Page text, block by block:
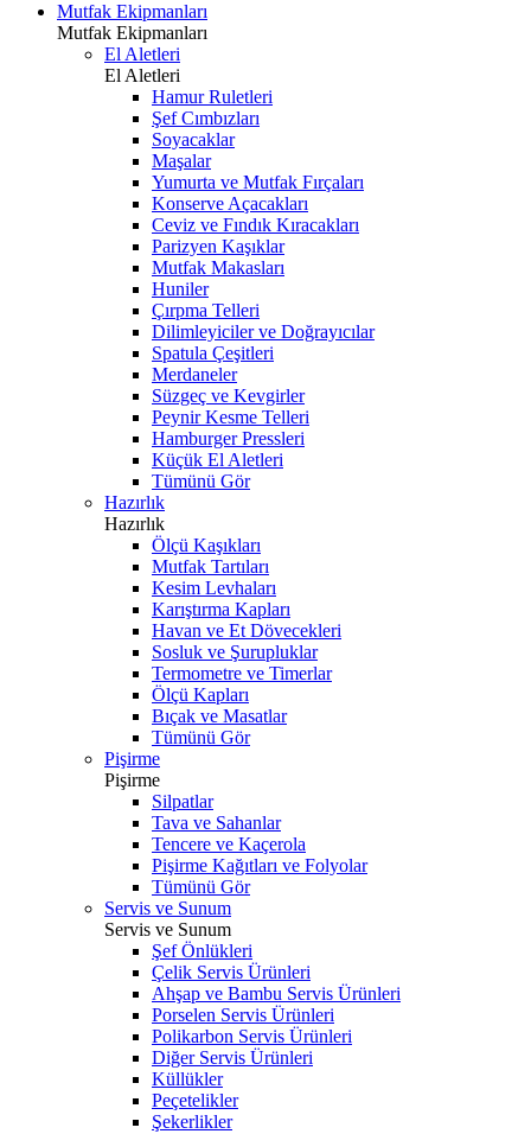
Mutfak Ekipmanları
Mutfak Ekipmanları
El Aletleri
El Aletleri
Hamur Ruletleri
Şef Cımbızları
Soyacaklar
Maşalar
Yumurta ve Mutfak Fırçaları
Konserve Açacakları
Ceviz ve Fındık Kıracakları
Parizyen Kaşıklar
Mutfak Makasları
Huniler
Çırpma Telleri
Dilimleyiciler ve Doğrayıcılar
Spatula Çeşitleri
Merdaneler
Süzgeç ve Kevgirler
Peynir Kesme Telleri
Hamburger Pressleri
Küçük El Aletleri
Tümünü Gör
Hazırlık
Hazırlık
Ölçü Kaşıkları
Mutfak Tartıları
Kesim Levhaları
Karıştırma Kapları
Havan ve Et Dövecekleri
Sosluk ve Şurupluklar
Termometre ve Timerlar
Ölçü Kapları
Bıçak ve Masatlar
Tümünü Gör
Pişirme
Pişirme
Silpatlar
Tava ve Sahanlar
Tencere ve Kaçerola
Pişirme Kağıtları ve Folyolar
Tümünü Gör
Servis ve Sunum
Servis ve Sunum
Şef Önlükleri
Çelik Servis Ürünleri
Ahşap ve Bambu Servis Ürünleri
Porselen Servis Ürünleri
Polikarbon Servis Ürünleri
Diğer Servis Ürünleri
Küllükler
Peçetelikler
Şekerlikler